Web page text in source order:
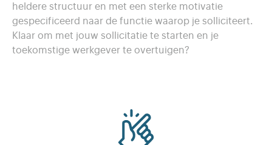
heldere structuur en met een sterke motivatie
gespecificeerd naar de functie waarop je solliciteert.
Klaar om met jouw sollicitatie te starten en je
toekomstige werkgever te overtuigen?